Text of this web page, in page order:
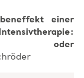
einer
oder